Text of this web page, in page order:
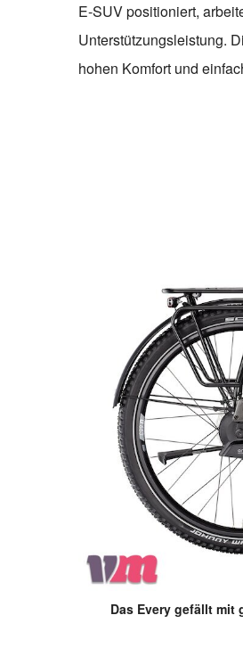
E-SUV positioniert,
Unterstützungsleistung.
hohen Komfort und
Das Every gefällt mit